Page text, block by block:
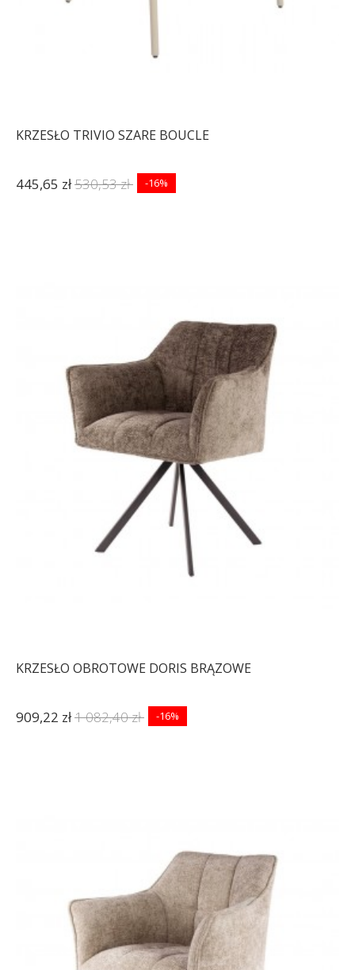
KRZESŁO TRIVIO SZARE BOUCLE
445,65 zł530,53 zł -16%
KRZESŁO OBROTOWE DORIS BRĄZOWE
909,22 zł1 082,40 zł -16%